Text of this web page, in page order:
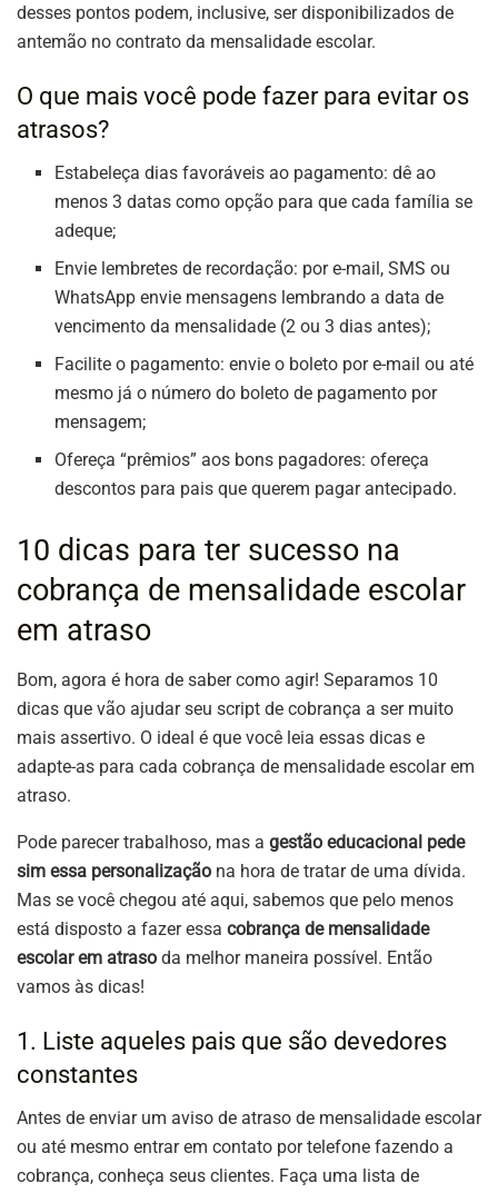
desses pontos podem, inclusive, ser disponibilizados de
antemão no contrato da mensalidade escolar.
O que mais você pode fazer para evitar os
atrasos?
Estabeleça dias favoráveis ao pagamento: dê ao
menos 3 datas como opção para que cada família se
adeque;
Envie lembretes de recordação: por e-mail, SMS ou
WhatsApp envie mensagens lembrando a data de
vencimento da mensalidade (2 ou 3 dias antes);
Facilite o pagamento: envie o boleto por e-mail ou até
mesmo já o número do boleto de pagamento por
mensagem;
Ofereça “prêmios” aos bons pagadores: ofereça
descontos para pais que querem pagar antecipado.
10 dicas para ter sucesso na
cobrança de mensalidade escolar
em atraso
Bom, agora é hora de saber como agir! Separamos 10
dicas que vão ajudar seu script de cobrança a ser muito
mais assertivo. O ideal é que você leia essas dicas e
adapte-as para cada cobrança de mensalidade escolar em
atraso.
Pode parecer trabalhoso, mas a gestão educacional pede
sim essa personalização na hora de tratar de uma dívida.
Mas se você chegou até aqui, sabemos que pelo menos
está disposto a fazer essa cobrança de mensalidade
escolar em atraso da melhor maneira possível. Então
vamos às dicas!
1. Liste aqueles pais que são devedores
constantes
Antes de enviar um aviso de atraso de mensalidade escolar
ou até mesmo entrar em contato por telefone fazendo a
cobrança, conheça seus clientes. Faça uma lista de